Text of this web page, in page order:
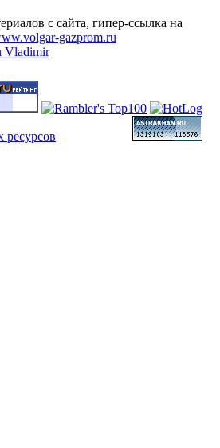
с сайта, гипер-ссылка на
gazprom.ru
Vladimir